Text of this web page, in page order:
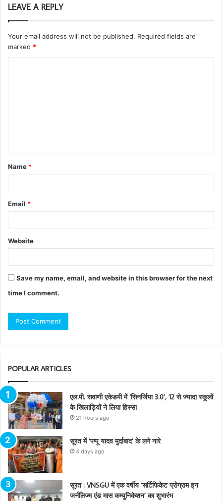
LEAVE A REPLY
Your email address will not be published. Required fields are
marked *
Name *
Email *
Website
Save my name, email, and website in this browser for the next
time I comment.
POPULAR ARTICLES
एल.पी. सवाणी एकेडमी में ‘सिनर्जिया 3.0’, 12 से ज्यादा स्कूलों
के खिलाड़ियों ने लिया हिस्सा
21 hours ago
सूरत में ‘पप्पू यादव मुर्दाबाद’ के लगे नारे
4 days ago
सूरत : VNSGU में एक वर्षीय ‘सर्टिफिकेट प्रोग्राम इन
जर्नलिज्म एंड मास कम्युनिकेशन’ का शुभारंभ